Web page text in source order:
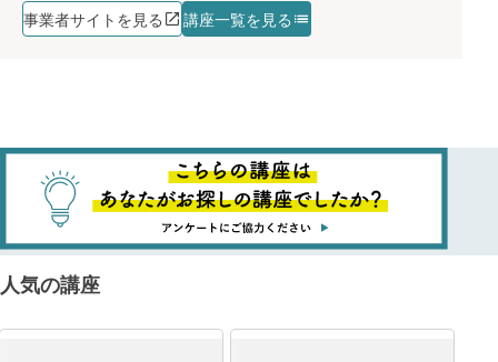
事業者サイトを見る 講座一覧を見る
人気の講座